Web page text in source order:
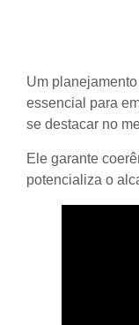
Um
essencial para
se destacar no
Ele garante
potencializa o